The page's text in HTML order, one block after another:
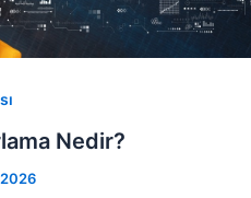
Nedir?
2026